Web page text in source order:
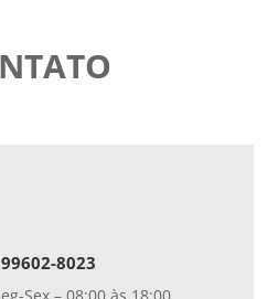
8023
Sex – 08:00 às 18:00